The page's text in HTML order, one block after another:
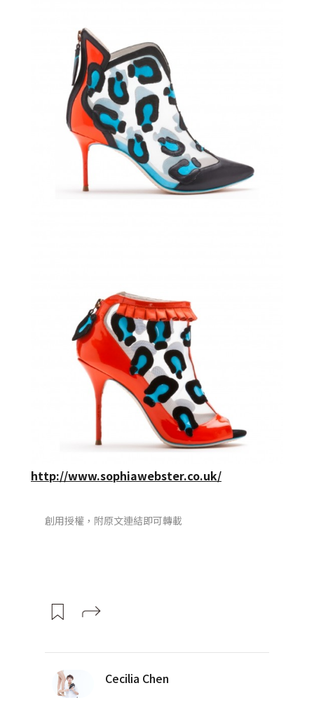
http://www.sophiawebster.co.uk/
創用授權，附原文連結即可轉載
Cecilia Chen